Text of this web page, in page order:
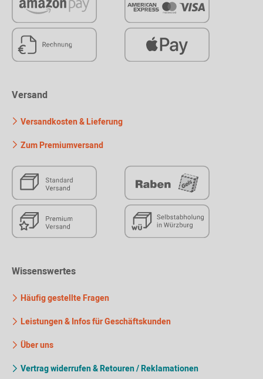
Versand
Versandkosten & Lieferung
Zum Premiumversand
Wissenswertes
Häufig gestellte Fragen
Leistungen & Infos für Geschäftskunden
Über uns
Vertrag widerrufen & Retouren / Reklamationen